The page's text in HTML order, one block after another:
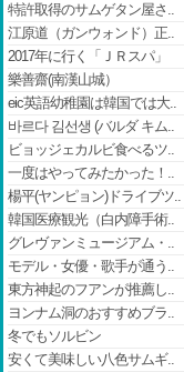
特許取得のサムゲタン屋さ..
江原道（ガンウォンド）正..
2017年に行く「ＪＲスパ」
樂善齋(南漢山城）
eic英語幼稚園は韓国では大..
바르다 김선생 (バルダ キム..
ビョッジェカルビ食べるツ..
一度はやってみたかった！..
楊平(ヤンピョン)ドライブツ..
韓国医療観光（白内障手術..
グレヴァンミュージアム・..
モデル・女優・歌手が通う..
東方神起のフアンが推薦し..
ヨンナム洞のおすすめブラ..
冬でもソルビン
安くて美味しい八色サムギ..